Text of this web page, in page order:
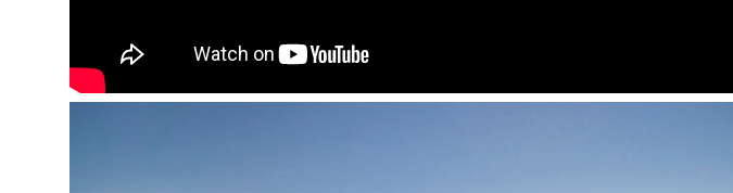
atviras baseinas
uždaras baseinas